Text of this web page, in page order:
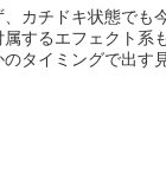
カチドキ状態でも
するエフェクト系
タイミングで出す